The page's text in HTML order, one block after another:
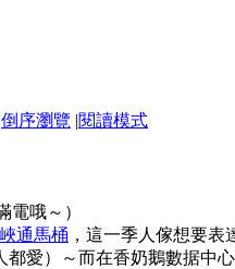
倒序瀏覽 |閱讀模式
哦～）
通馬桶 ，這一季人傢想要表
都愛）～而在香奶鵝數据